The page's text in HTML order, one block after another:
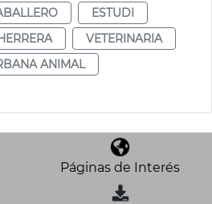
ESTUDI
VETERINARIA
ANIMAL
Páginas de Interés